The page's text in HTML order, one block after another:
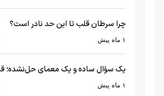
چرا سرطان قلب تا این حد نادر است؟
ماجرای معامله عجیبی که در بدن اتفاق۱ ماه پیش
یک سؤال ساده و یک معمای حل‌نشده؛
از بیگ‌بنگ و آغاز جهان چه چیزی وجود۱ ماه پیش